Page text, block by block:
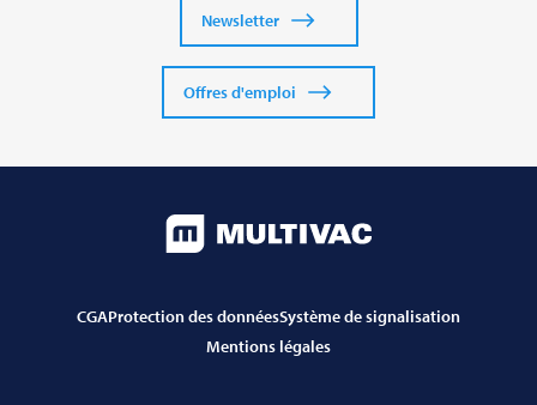
Newsletter
Offres d'emploi
CGAProtection des donnéesSystème de signalisation
Mentions légales